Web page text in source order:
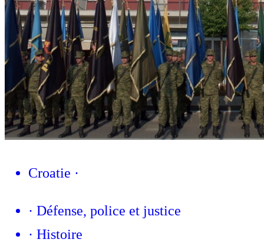
Croatie ·
· Défense, police et justice
· Histoire